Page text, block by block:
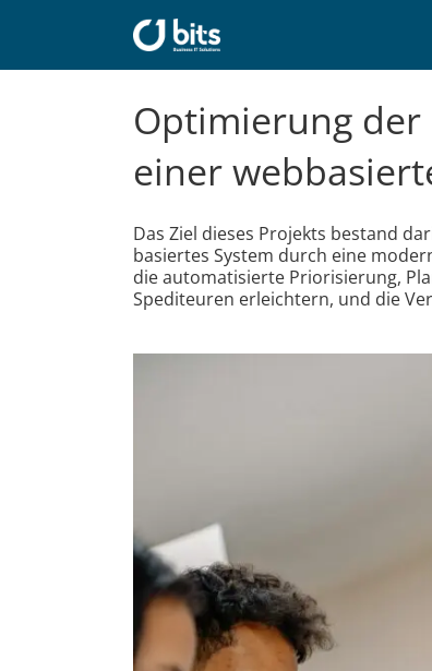
Optimierung
einer
Das Ziel dieses Projekts bestand
basiertes System durch eine
die automatisierte Priorisierung,
Spediteuren erleichtern, und die